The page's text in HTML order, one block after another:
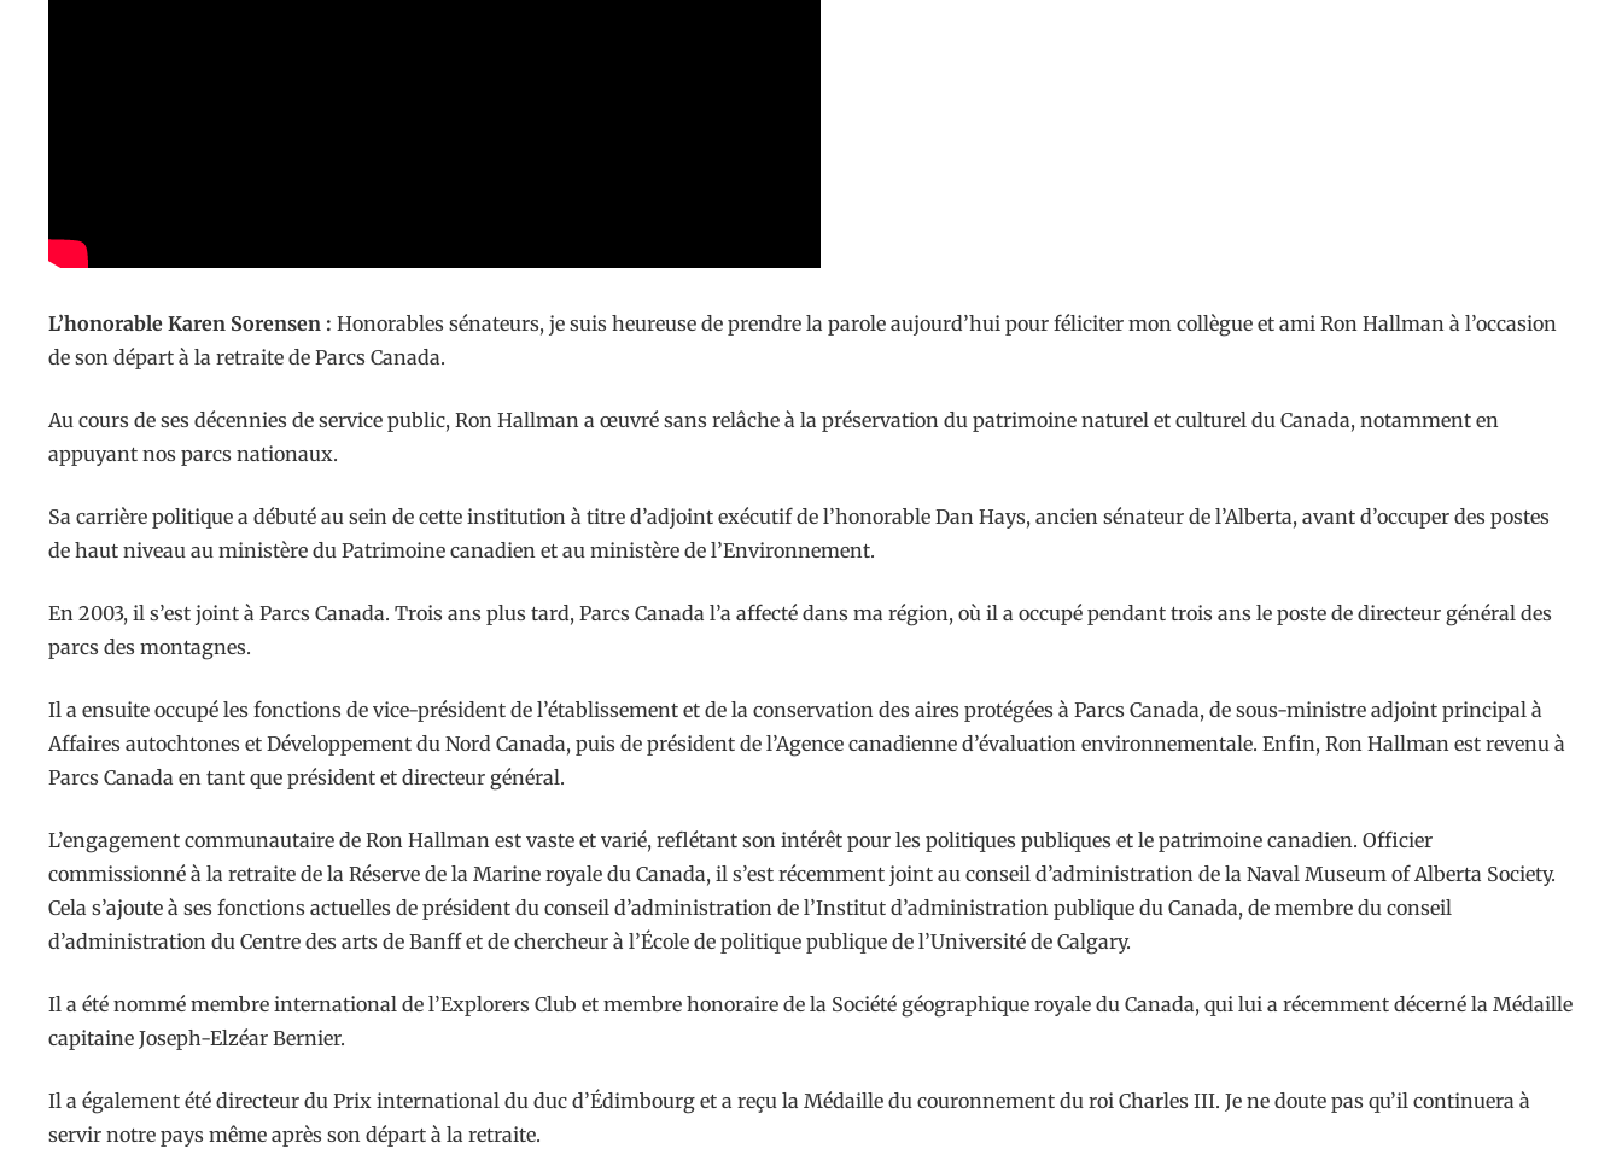
L’honorable Karen Sorensen : Honorables sénateurs, je suis heureuse de prendre la parole aujourd’hui pour féliciter mon collègue et ami Ron Hallman à l’occasion
de son départ à la retraite de Parcs Canada.
Au cours de ses décennies de service public, Ron Hallman a œuvré sans relâche à la préservation du patrimoine naturel et culturel du Canada, notamment en
appuyant nos parcs nationaux.
Sa carrière politique a débuté au sein de cette institution à titre d’adjoint exécutif de l’honorable Dan Hays, ancien sénateur de l’Alberta, avant d’occuper des postes
de haut niveau au ministère du Patrimoine canadien et au ministère de l’Environnement.
En 2003, il s’est joint à Parcs Canada. Trois ans plus tard, Parcs Canada l’a affecté dans ma région, où il a occupé pendant trois ans le poste de directeur général des
parcs des montagnes.
Il a ensuite occupé les fonctions de vice-président de l’établissement et de la conservation des aires protégées à Parcs Canada, de sous-ministre adjoint principal à
Affaires autochtones et Développement du Nord Canada, puis de président de l’Agence canadienne d’évaluation environnementale. Enfin, Ron Hallman est revenu à
Parcs Canada en tant que président et directeur général.
L’engagement communautaire de Ron Hallman est vaste et varié, reflétant son intérêt pour les politiques publiques et le patrimoine canadien. Officier
commissionné à la retraite de la Réserve de la Marine royale du Canada, il s’est récemment joint au conseil d’administration de la Naval Museum of Alberta Society.
Cela s’ajoute à ses fonctions actuelles de président du conseil d’administration de l’Institut d’administration publique du Canada, de membre du conseil
d’administration du Centre des arts de Banff et de chercheur à l’École de politique publique de l’Université de Calgary.
Il a été nommé membre international de l’Explorers Club et membre honoraire de la Société géographique royale du Canada, qui lui a récemment décerné la Médaille
capitaine Joseph-Elzéar Bernier.
Il a également été directeur du Prix international du duc d’Édimbourg et a reçu la Médaille du couronnement du roi Charles III. Je ne doute pas qu’il continuera à
servir notre pays même après son départ à la retraite.